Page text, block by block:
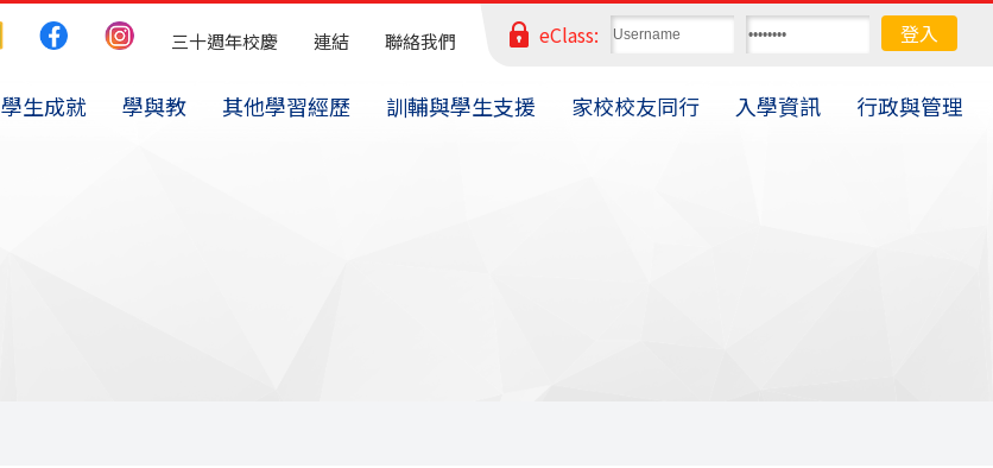
eClass:
三十週年校慶 連結 聯絡我們
學生成就 學與教 其他學習經歷 訓輔與學生支援 家校校友同行 入學資訊 行政與管理